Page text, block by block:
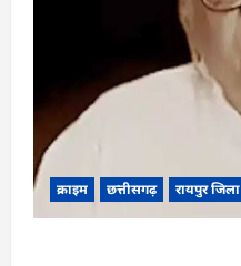
क्राइम छत्तीसगढ़ रायपुर जिला